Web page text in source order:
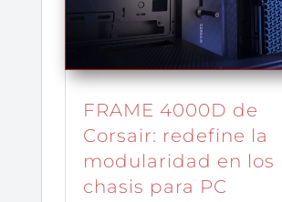
FRAME 4000D de
Corsair: redefine la
modularidad en los
chasis para PC